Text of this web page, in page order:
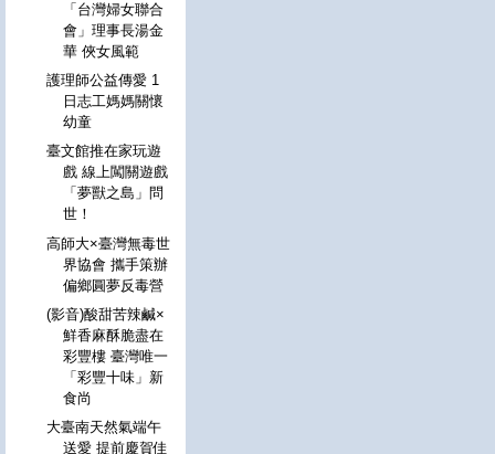
「台灣婦女聯合
會」理事長湯金
華 俠女風範
護理師公益傳愛 1
日志工媽媽關懷
幼童
臺文館推在家玩遊
戲 線上闖關遊戲
「夢獸之島」問
世！
高師大×臺灣無毒世
界協會 攜手策辦
偏鄉圓夢反毒營
(影音)酸甜苦辣鹹×
鮮香麻酥脆盡在
彩豐樓 臺灣唯一
「彩豐十味」新
食尚
大臺南天然氣端午
送愛 提前慶賀佳